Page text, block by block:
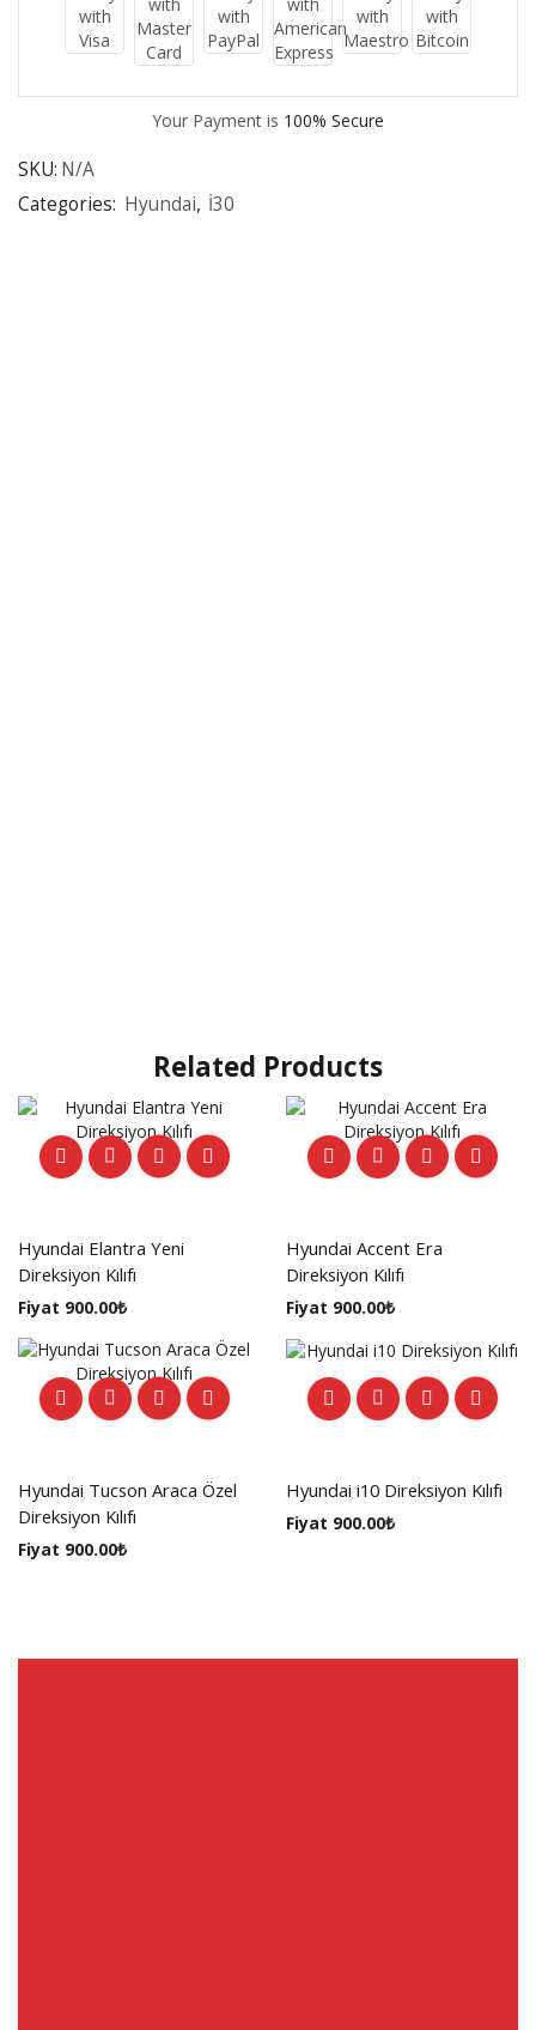
Your Payment is 100% Secure
SKU: N/A
Categories: Hyundai, İ30
Related Products
Hyundai Elantra Yeni
Direksiyon Kılıfı
Fiyat 900.00₺
Hyundai Accent Era
Direksiyon Kılıfı
Fiyat 900.00₺
Hyundai Tucson Araca Özel
Direksiyon Kılıfı
Fiyat 900.00₺
Hyundai i10 Direksiyon Kılıfı
Fiyat 900.00₺